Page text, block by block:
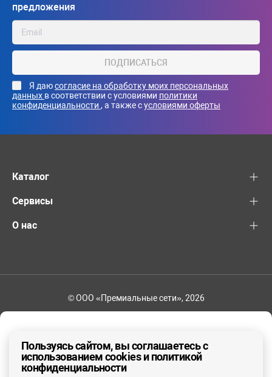
ДА, ВЕРНО
предложения
ПОДПИСАТЬСЯ
Я даюсогласие на обработку моих персональных
данных в соответствии с условиями политики
конфиденциальности , а также сусловиями оферты
Каталог
Сервисы
О нас
© ООО «Премиальные сети», 2026
Пользуясь сайтом, вы соглашаетесь с
использованием cookies и политикой
конфиденциальности